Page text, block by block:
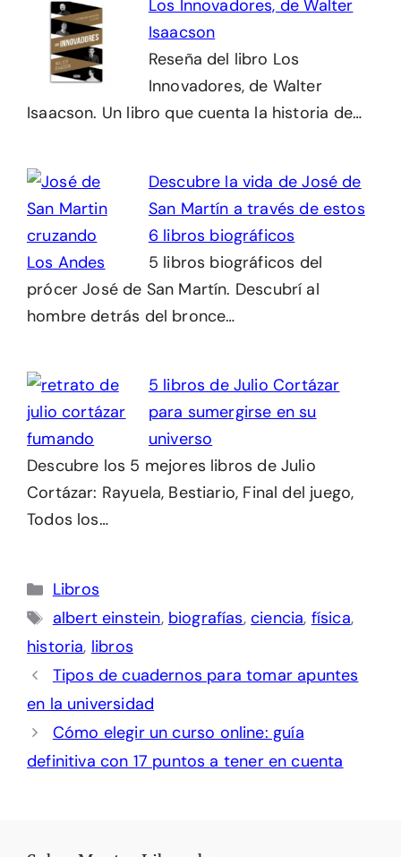
Los Innovadores, de Walter
Isaacson
Reseña del libro Los
Innovadores, de Walter
Isaacson. Un libro que cuenta la historia de…
Descubre la vida de José de
San Martín a través de estos
6 libros biográficos
5 libros biográficos del
prócer José de San Martín. Descubrí al
hombre detrás del bronce…
5 libros de Julio Cortázar
para sumergirse en su
universo
Descubre los 5 mejores libros de Julio
Cortázar: Rayuela, Bestiario, Final del juego,
Todos los…
Categorías
Libros
Etiquetas
albert einstein, biografías,ciencia, física,
historia, libros
Tipos de cuadernos para tomar apuntes
en la universidad
Cómo elegir un curso online: guía
definitiva con 17 puntos a tener en cuenta